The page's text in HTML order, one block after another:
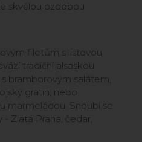
skvělou ozdobou
filetům s listovou
tradiční alsaskou
bramborovým salátem,
gratin, nebo
marmeládou. Snoubí se
Zlatá Praha, čedar,